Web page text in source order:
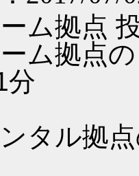
ーム拠点
ム拠点
分
タル拠